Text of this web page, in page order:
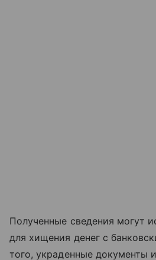
Полученные сведения могут
для хищения денег с
того, украденные документы